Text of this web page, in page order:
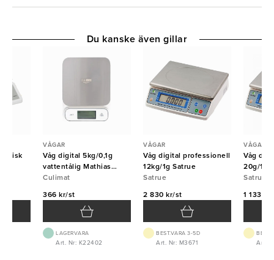
VÅGAR
Våg digital 5kg/0,1g
vattentålig Mathias
Dahlgren Culimat
Culimat
366 kr/st
LAGERVARA
Art. Nr: K22402
VÅGAR
Våg digital professionell
12kg/1g Satrue
Satrue
2 830 kr/st
BEST.VARA 3-5D
Art. Nr: M3671
VÅGAR
Våg
20g/1g
Satrue
1 133
Art.
Du kanske även gillar